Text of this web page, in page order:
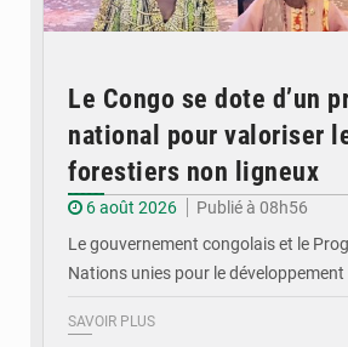
Le Congo se dote d’un
national pour valoriser
forestiers non ligneux
6 août 2026
Publié à 08h56
Le gouvernement congolais et le
Nations unies pour le
SAVOIR PLUS